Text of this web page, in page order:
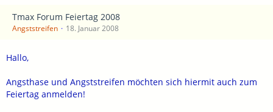
Tmax Forum Feiertag 2008
Angststreifen 18. Januar 2008
Hallo,
Angsthase und Angststreifen möchten sich hiermit auch zum
Feiertag anmelden!